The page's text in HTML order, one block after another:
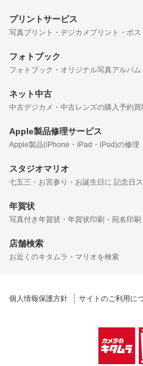
プリントサービス
写真プリント・デジカメプリント・ポ
フォトブック
フォトブック・オリジナル写真アルバム
ネット中古
中古デジカメ・中古レンズの購入予約買
Apple製品修理サービス
Apple製品(iPhone・iPad・iPod)の修理
スタジオマリオ
七五三・お宮参り・お誕生日に 記念日
年賀状
写真付き年賀状・年賀状印刷・宛名印
店舗検索
お近くのキタムラ・マリオを検索
個人情報保護方針 サイトのご利用に